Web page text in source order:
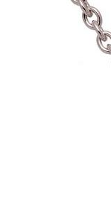
très
cou tandis
diamants ne
effet.Poids
fabriqué
méthodes
Gemmes 127